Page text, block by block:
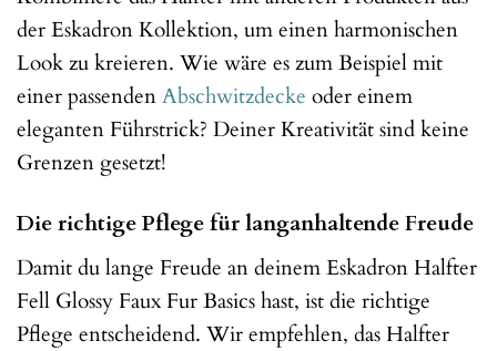
der Eskadron Kollektion, um einen harmonischen
Look zu kreieren. Wie wäre es zum Beispiel mit
einer passendenAbschwitzdecke oder einem
eleganten Führstrick? Deiner Kreativität sind keine
Grenzen gesetzt!
Die richtige Pflege für langanhaltende Freude
Damit du lange Freude an deinem Eskadron Halfter
Fell Glossy Faux Fur Basics hast, ist die richtige
Pflege entscheidend. Wir empfehlen, das Halfter